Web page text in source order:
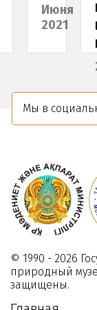
Июня
2021
Мы в
© 1990 - 2026
природный
защищены.